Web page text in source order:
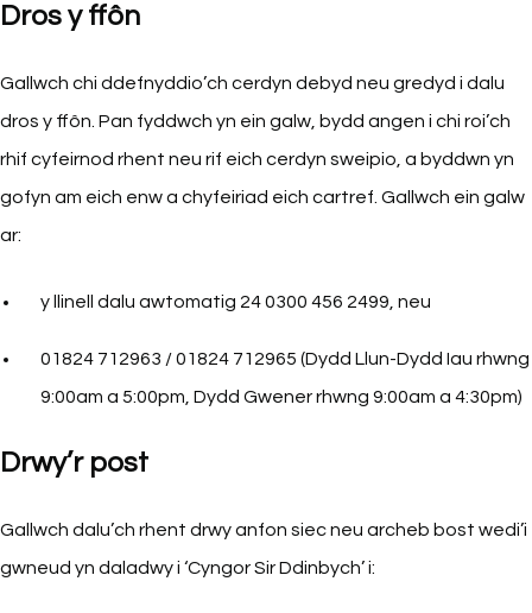
Dros y ffôn
Gallwch chi ddefnyddio’ch cerdyn debyd neu gredyd i dalu
dros y ffôn. Pan fyddwch yn ein galw, bydd angen i chi roi’ch
rhif cyfeirnod rhent neu rif eich cerdyn sweipio, a byddwn yn
gofyn am eich enw a chyfeiriad eich cartref. Gallwch ein galw
ar:
y llinell dalu awtomatig 24 0300 456 2499, neu
01824 712963 / 01824 712965 (Dydd Llun-Dydd Iau rhwng
9:00am a 5:00pm, Dydd Gwener rhwng 9:00am a 4:30pm)
Drwy’r post
Gallwch dalu’ch rhent drwy anfon siec neu archeb bost wedi’i
gwneud yn daladwy i ‘Cyngor Sir Ddinbych’ i: